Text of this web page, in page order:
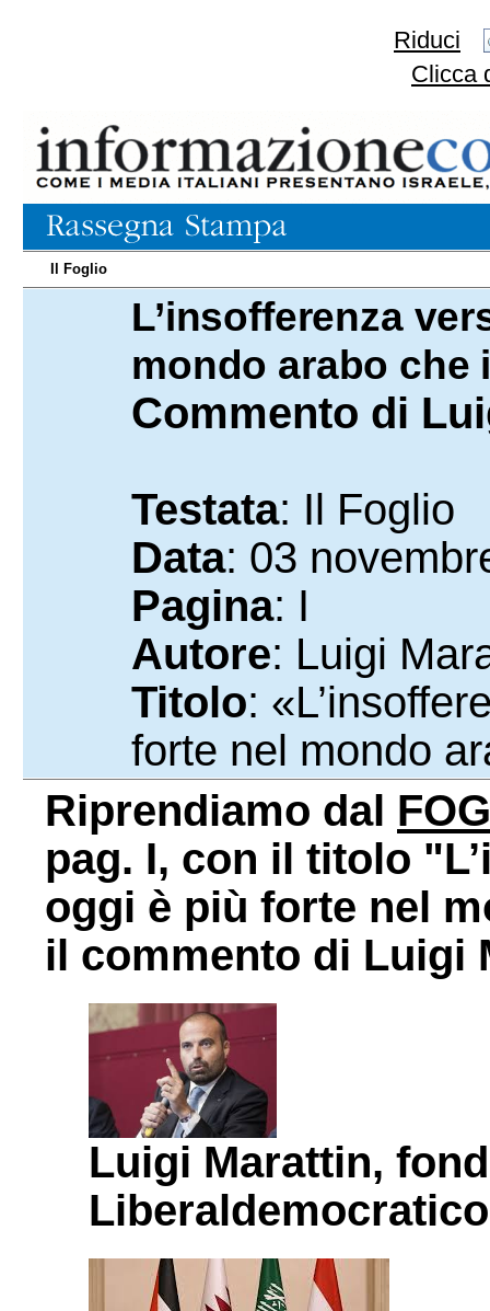
Riduci
Clicca
Il Foglio
L’insofferenza
mondo arabo che
Commento di
Testata: Il Foglio
Data: 03
Pagina: I
Autore: Luigi
Titolo:
forte nel mondo
Riprendiamo dal
pag. I, con il titolo
oggi è più forte nel
il commento di Luigi
Luigi Marattin,
Liberaldemocratico